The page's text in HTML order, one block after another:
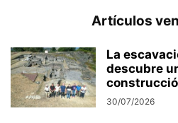
Artículos
La
descubre
30/07/2026